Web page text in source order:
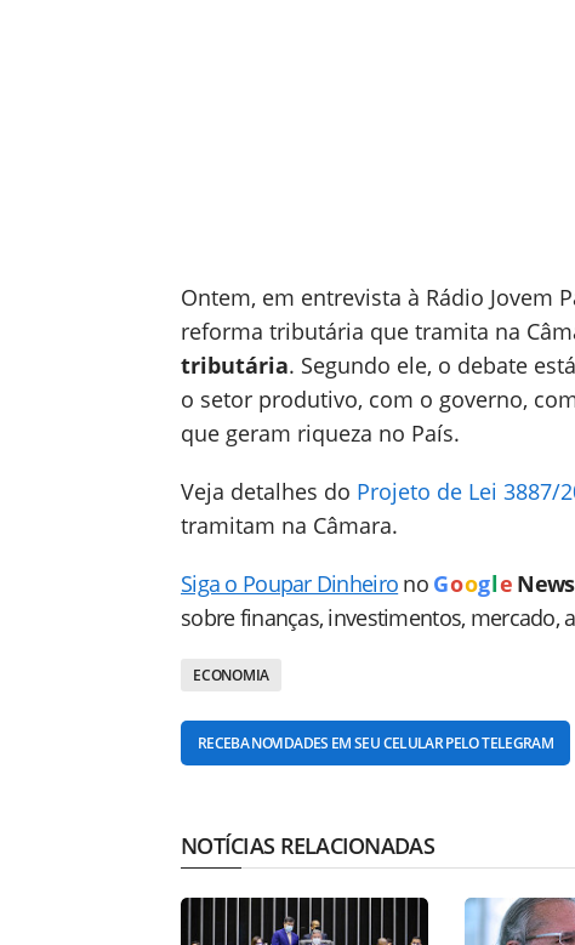
Ontem, em entrevista à Rádio Jovem
reforma tributária que tramita na
tributária. Segundo ele, o debate
o setor produtivo, com o governo,
que geram riqueza no País.
Veja detalhes do Projeto de Lei 3887/
tramitam na Câmara.
Siga o Poupar Dinheiro no Goog le News
sobre finanças, investimentos, mercado,
ECONOMIA
RECEBA NOVIDADES EM SEU CELULAR PELO TELEGRAM
NOTÍCIAS RELACIONADAS